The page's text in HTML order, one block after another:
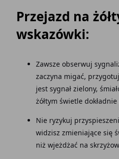
Przejazd na
wskazówki:
Zawsze obserwuj
zaczyna migać,
jest sygnał zielony,
żółtym świetle
Nie ryzykuj
widzisz zmieniające się
niż wjeżdżać na